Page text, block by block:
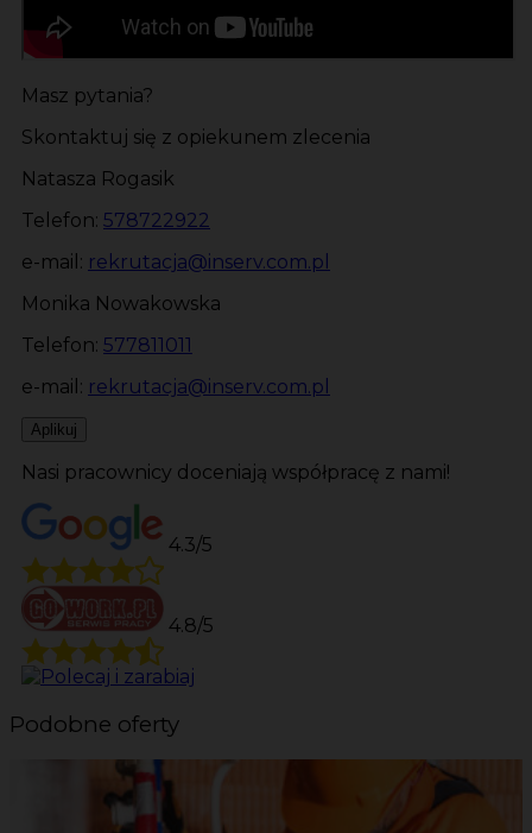
Masz pytania?
Skontaktuj się z opiekunem zlecenia
Natasza Rogasik
Telefon: 578722922
e-mail: rekrutacja@inserv.com.pl
Monika Nowakowska
Telefon: 577811011
e-mail: rekrutacja@inserv.com.pl
Aplikuj
Nasi pracownicy doceniają współpracę z nami!
4.3/5
4.8/5
Podobne oferty